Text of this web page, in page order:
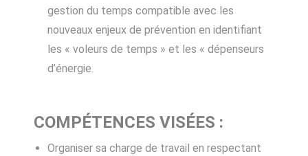
gestion du temps compatible avec les
nouveaux enjeux de prévention en identifiant
les « voleurs de temps » et les « dépenseurs
d’énergie.
COMPÉTENCES VISÉES :
Organiser sa charge de travail en respectant